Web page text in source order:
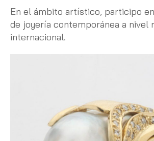
En el ámbito artístico, participo
de joyería contemporánea a nivel
internacional.